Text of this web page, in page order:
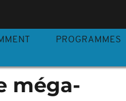
PROGRAMMES
méga-